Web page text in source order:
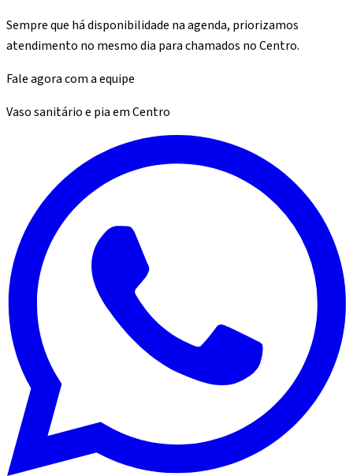
Sempre que há disponibilidade na agenda, priorizamos
atendimento no mesmo dia para chamados no Centro.
Fale agora com a equipe
Vaso sanitário e piaemCentro